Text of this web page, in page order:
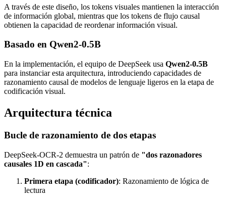
A través de este diseño, los tokens visuales mantienen la interacción
de información global, mientras que los tokens de flujo causal
obtienen la capacidad de reordenar información visual.
Basado en Qwen2-0.5B
En la implementación, el equipo de DeepSeek usa Qwen2-0.5B
para instanciar esta arquitectura, introduciendo capacidades de
razonamiento causal de modelos de lenguaje ligeros en la etapa de
codificación visual.
Arquitectura técnica
Bucle de razonamiento de dos etapas
DeepSeek-OCR-2 demuestra un patrón de "dos razonadores
causales 1D en cascada":
Primera etapa (codificador): Razonamiento de lógica de
lectura